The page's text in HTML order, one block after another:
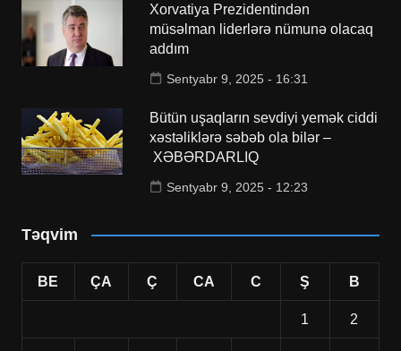
Xorvatiya Prezidentindən
müsəlman liderlərə nümunə olacaq
addım
Sentyabr 9, 2025 - 16:31
Bütün uşaqların sevdiyi yemək ciddi
xəstəliklərə səbəb ola bilər –
XƏBƏRDARLIQ
Sentyabr 9, 2025 - 12:23
Təqvim
BE ÇA Ç CA C Ş B
1 2